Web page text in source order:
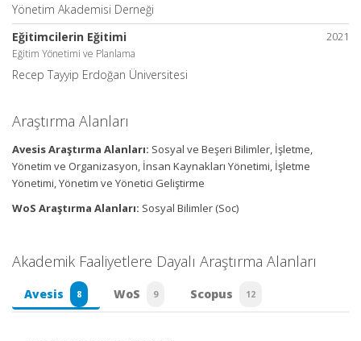
Yönetim Akademisi Derneği
2021
Eğitimcilerin Eğitimi
Eğitim Yönetimi ve Planlama
Recep Tayyip Erdoğan Üniversitesi
Araştırma Alanları
Avesis Araştırma Alanları: Sosyal ve Beşeri Bilimler, İşletme,
Yönetim ve Organizasyon, İnsan Kaynakları Yönetimi, İşletme
Yönetimi, Yönetim ve Yönetici Geliştirme
WoS Araştırma Alanları: Sosyal Bilimler (Soc)
Akademik Faaliyetlere Dayalı Araştırma Alanları
Avesis 8 WoS 9 Scopus 12